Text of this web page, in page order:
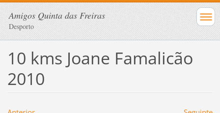
Amigos Quinta das Freiras
Desporto
10 kms Joane Famalicão
2010